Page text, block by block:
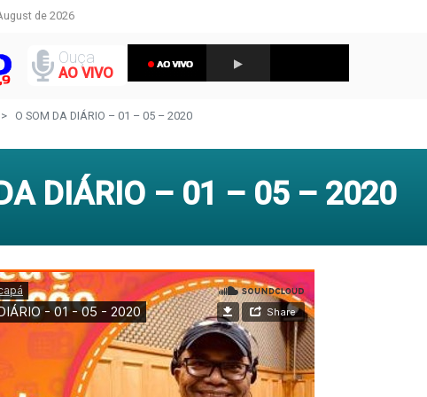
de 2026
Ouça
AO VIVO
O SOM DA DIÁRIO – 01 – 05 – 2020
DIÁRIO – 01 – 05 – 2020